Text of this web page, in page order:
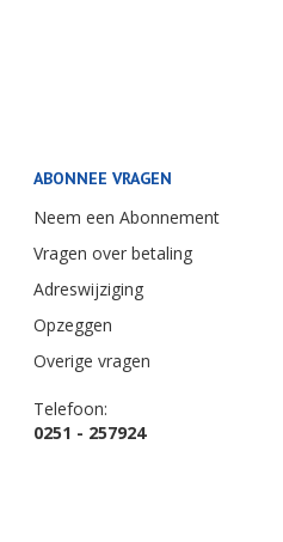
ABONNEE VRAGEN
Neem een Abonnement
Vragen over betaling
Adreswijziging
Opzeggen
Overige vragen
Telefoon:
0251 - 257924